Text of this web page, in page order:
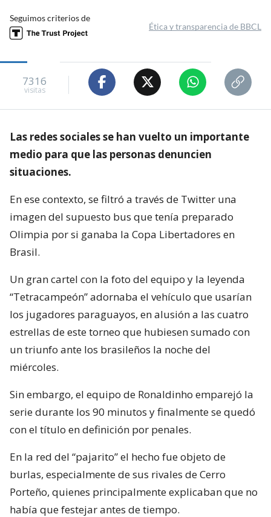
Seguimos criterios de
Ética y transparencia de BBCL
7316
visitas
Las redes sociales se han vuelto un importante
medio para que las personas denuncien
situaciones.
En ese contexto, se filtró a través de Twitter una
imagen del supuesto bus que tenía preparado
Olimpia por si ganaba la Copa Libertadores en
Brasil.
Un gran cartel con la foto del equipo y la leyenda
“Tetracampeón” adornaba el vehículo que usarían
los jugadores paraguayos, en alusión a las cuatro
estrellas de este torneo que hubiesen sumado con
un triunfo ante los brasileños la noche del
miércoles.
Sin embargo, el equipo de Ronaldinho emparejó la
serie durante los 90 minutos y finalmente se quedó
con el título en definición por penales.
En la red del “pajarito” el hecho fue objeto de
burlas, especialmente de sus rivales de Cerro
Porteño, quienes principalmente explicaban que no
había que festejar antes de tiempo.